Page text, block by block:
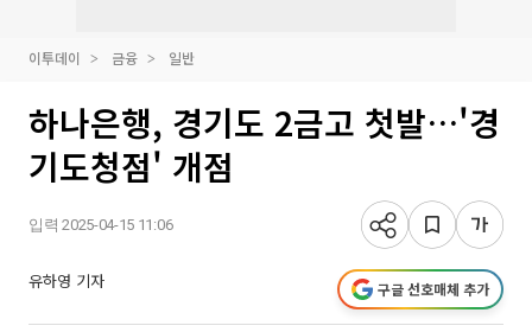
이투데이 금융 일반
하나은행, 경기도 2금고 첫발…'경
기도청점' 개점
입력 2025-04-15 11:06
유하영 기자 구글 선호매체 추가